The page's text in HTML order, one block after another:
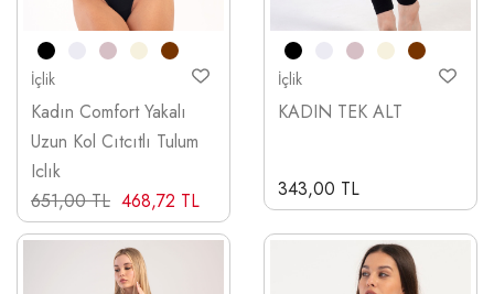
İçlik
Kadın Comfort Yakalı
Uzun Kol Cıtcıtlı Tulum
Iclık
651,00 TL 468,72 TL
İçlik
KADIN TEK ALT
343,00 TL